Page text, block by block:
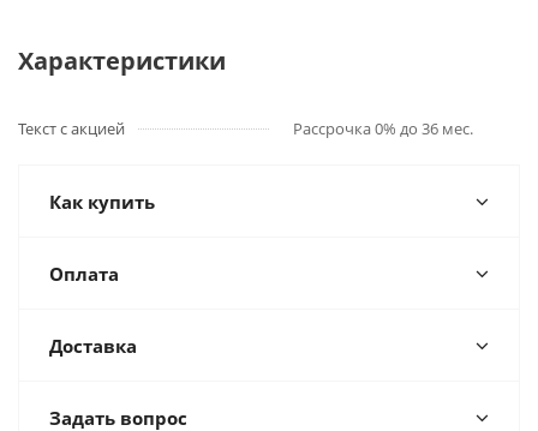
Характеристики
Текст с акцией Рассрочка 0% до 36 мес.
Как купить
Оплата
Доставка
Задать вопрос